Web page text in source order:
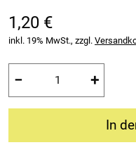
1,20 €
inkl. 19% MwSt., zzgl.
− +
In